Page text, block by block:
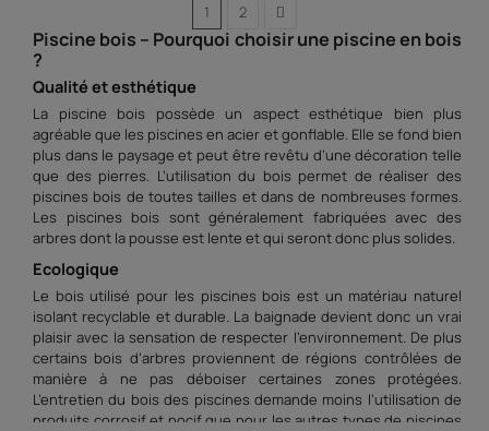
1 2
Piscine bois – Pourquoi choisir une piscine en bois
?
Qualité et esthétique
La piscine bois possède un aspect esthétique bien plus
agréable que les piscines en acier et gonflable. Elle se fond bien
plus dans le paysage et peut être revêtu d’une décoration telle
que des pierres. L’utilisation du bois permet de réaliser des
piscines bois de toutes tailles et dans de nombreuses formes.
Les piscines bois sont généralement fabriquées avec des
arbres dont la pousse est lente et qui seront donc plus solides.
Ecologique
Le bois utilisé pour les piscines bois est un matériau naturel
isolant recyclable et durable. La baignade devient donc un vrai
plaisir avec la sensation de respecter l’environnement. De plus
certains bois d’arbres proviennent de régions contrôlées de
manière à ne pas déboiser certaines zones protégées.
L’entretien du bois des piscines demande moins l’utilisation de
produits corrosif et nocif que pour les autres types de piscines